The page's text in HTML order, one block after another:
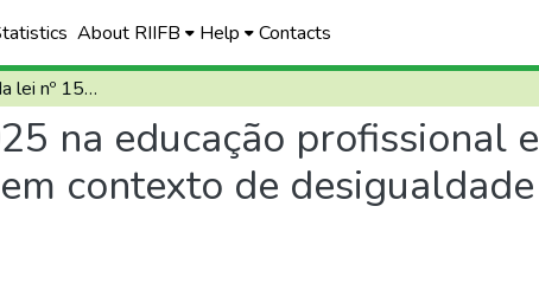
About RIIFB Help Contacts
Implementação da lei nº 15.100/2025 na educação profissional e tecnológica: limites e contradições em contexto de desigualdade estrutural
na educação profissional e
contexto de desigualdade